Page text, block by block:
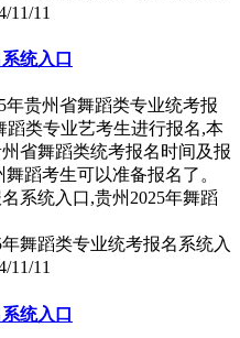
11/11
统入口
年贵州省舞蹈类专业统考报
类专业艺考生进行报名,本
省舞蹈类统考报名时间及报
蹈考生可以准备报名了。
舞蹈类专业统考报名系统入
11/11
统入口